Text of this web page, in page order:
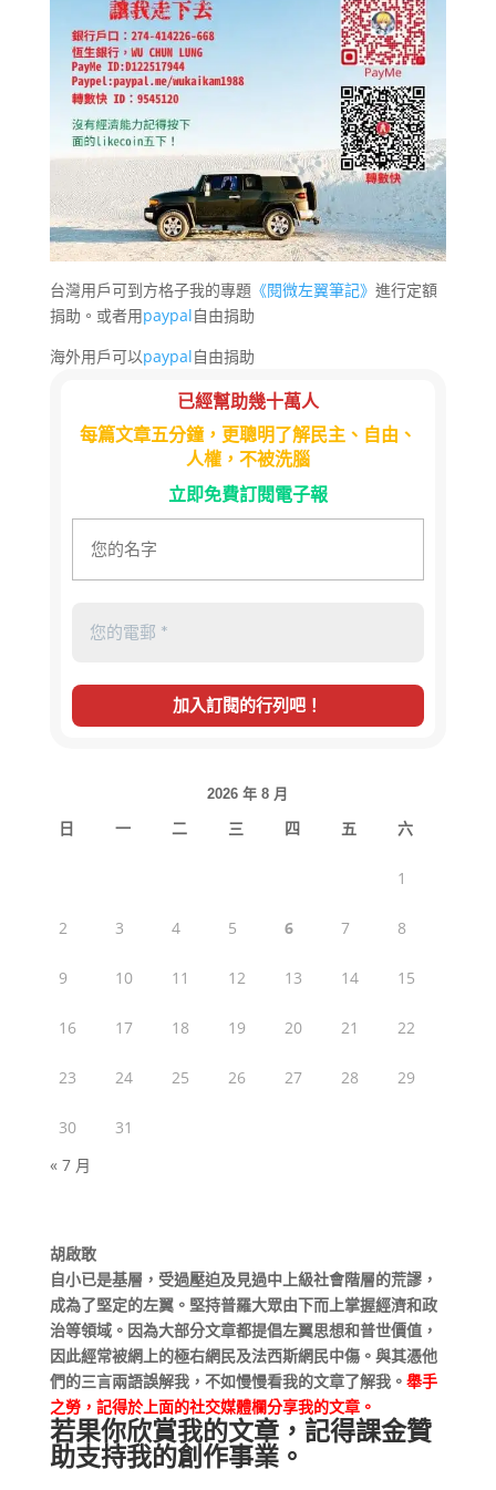
台灣用戶可到方格子我的專題《閱微左翼筆記》 進行定額
捐助。或者用paypal自由捐助
海外用戶可以paypal自由捐助
已經幫助幾十萬人
每篇文章五分鐘，更聰明了解民主、自由、
人權，不被洗腦
立即免費訂閱電子報
2026 年 8 月
日 一 二 三 四 五 六
1
2 3 4 5 6 7 8
9 10 11 12 13 14 15
16 17 18 19 20 21 22
23 24 25 26 27 28 29
30
31
« 7 月
胡啟敢
自小已是基層，受過壓迫及見過中上級社會階層的荒謬，
成為了堅定的左翼。堅持普羅大眾由下而上掌握經濟和政
治等領域。因為大部分文章都提倡左翼思想和普世價值，
因此經常被網上的極右網民及法西斯網民中傷。與其憑他
們的三言兩語誤解我，不如慢慢看我的文章了解我。 舉手
之勞，記得於上面的社交媒體欄分享我的文章。
若果你欣賞我的文章，記得課金贊
助支持我的創作事業。